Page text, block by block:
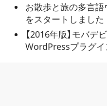
お散歩と旅の多言語
をスタートしました
【2016年版】モバデ
WordPressプラグイ